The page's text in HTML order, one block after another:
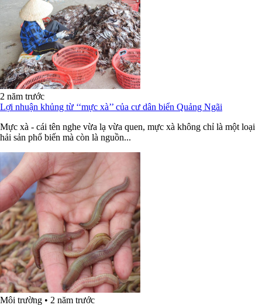
2 năm trước
Lợi nhuận khủng từ ‘‘mực xà’’ của cư dân biển Quảng Ngãi
Mực xà - cái tên nghe vừa lạ vừa quen, mực xà không chỉ là một loại
hải sản phổ biến mà còn là nguồn...
Môi trường • 2 năm trước